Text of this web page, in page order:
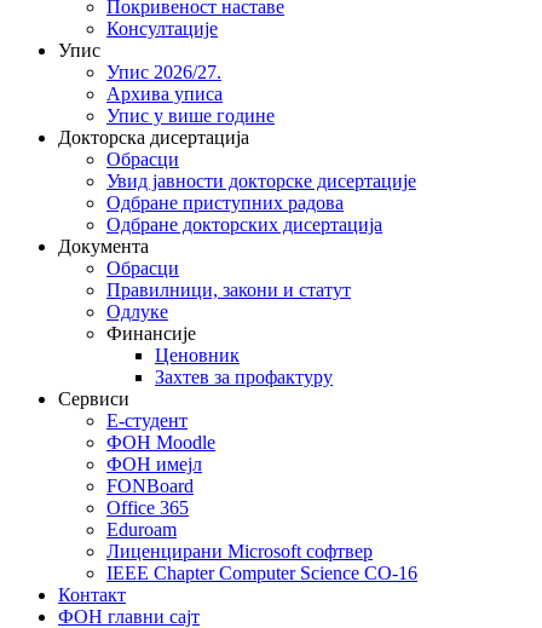
Покривеност наставе
Консултације
Упис
Упис 2026/27.
Архива уписа
Упис у више године
Докторска дисертација
Обрасци
Увид јавности докторске дисертације
Одбране приступних радова
Одбране докторских дисертација
Документа
Обрасци
Правилници, закони и статут
Одлуке
Финансије
Ценовник
Захтев за профактуру
Сервиси
Е-студент
ФОН Moodle
ФОН имејл
FONBoard
Office 365
Eduroam
Лиценцирани Microsoft софтвер
IEEE Chapter Computer Science CO-16
Контакт
ФОН главни сајт